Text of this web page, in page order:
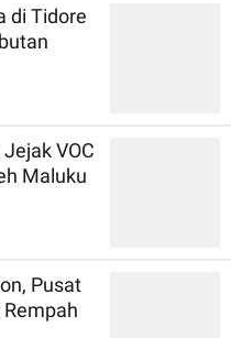
di Tidore
VOC
Maluku
Pusat